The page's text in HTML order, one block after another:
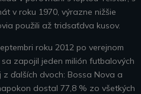
v roku 1970, výrazne nižšie
použili až tridsaťdva kusov.
roku 2012 po verejnom
zapojil jeden milión futbalových
ďalších dvoch: Bossa Nova a
dostal 77,8 % zo všetkých